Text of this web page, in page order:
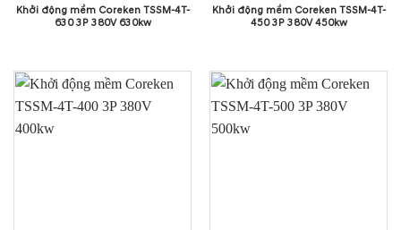
Khởi động mềm Coreken TSSM-4T-
630 3P 380V 630kw
Khởi động mềm Coreken TSSM-4T-
450 3P 380V 450kw